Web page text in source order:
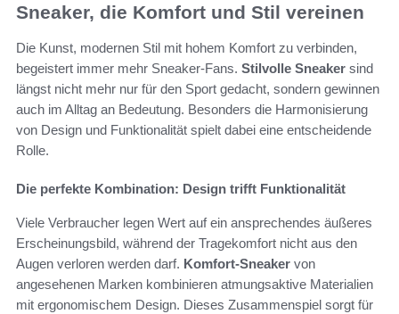
Sneaker, die Komfort und Stil vereinen
Die Kunst, modernen Stil mit hohem Komfort zu verbinden,
begeistert immer mehr Sneaker-Fans. Stilvolle Sneaker sind
längst nicht mehr nur für den Sport gedacht, sondern gewinnen
auch im Alltag an Bedeutung. Besonders die Harmonisierung
von Design und Funktionalität spielt dabei eine entscheidende
Rolle.
Die perfekte Kombination: Design trifft Funktionalität
Viele Verbraucher legen Wert auf ein ansprechendes äußeres
Erscheinungsbild, während der Tragekomfort nicht aus den
Augen verloren werden darf. Komfort-Sneaker von
angesehenen Marken kombinieren atmungsaktive Materialien
mit ergonomischem Design. Dieses Zusammenspiel sorgt für